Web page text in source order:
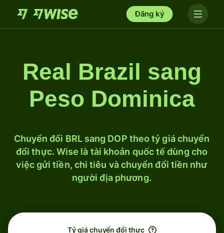
Đăng ký
Real Brazil sang
Peso Dominica
Chuyển đổi BRL sang DOP theo tỷ giá chuyển
đổi thực. Wise là tài khoản quốc tế dùng cho
việc gửi tiền, chi tiêu và chuyển đổi tiền như
người địa phương.
Tỷ giá chuyển đổi thực